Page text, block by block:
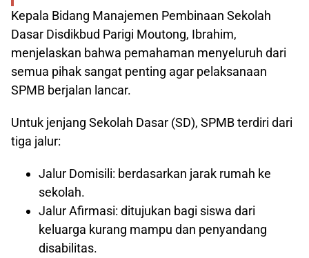
Kepala Bidang Manajemen Pembinaan Sekolah
Dasar Disdikbud Parigi Moutong, Ibrahim,
menjelaskan bahwa pemahaman menyeluruh dari
semua pihak sangat penting agar pelaksanaan
SPMB berjalan lancar.
Untuk jenjang Sekolah Dasar (SD), SPMB terdiri dari
tiga jalur:
Jalur Domisili: berdasarkan jarak rumah ke
sekolah.
Jalur Afirmasi: ditujukan bagi siswa dari
keluarga kurang mampu dan penyandang
disabilitas.